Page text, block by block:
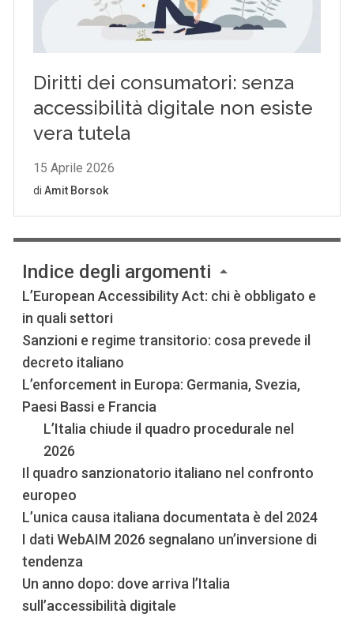
Indice degli argomenti
L’European Accessibility Act: chi è obbligato e
in quali settori
Sanzioni e regime transitorio: cosa prevede il
decreto italiano
L’enforcement in Europa: Germania, Svezia,
Paesi Bassi e Francia
L’Italia chiude il quadro procedurale nel
2026
Il quadro sanzionatorio italiano nel confronto
europeo
L’unica causa italiana documentata è del 2024
I dati WebAIM 2026 segnalano un’inversione di
tendenza
Un anno dopo: dove arriva l’Italia
sull’accessibilità digitale